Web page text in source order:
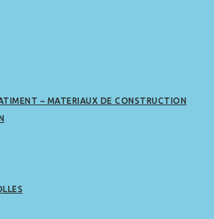
– MATERIAUX DE CONSTRUCTION